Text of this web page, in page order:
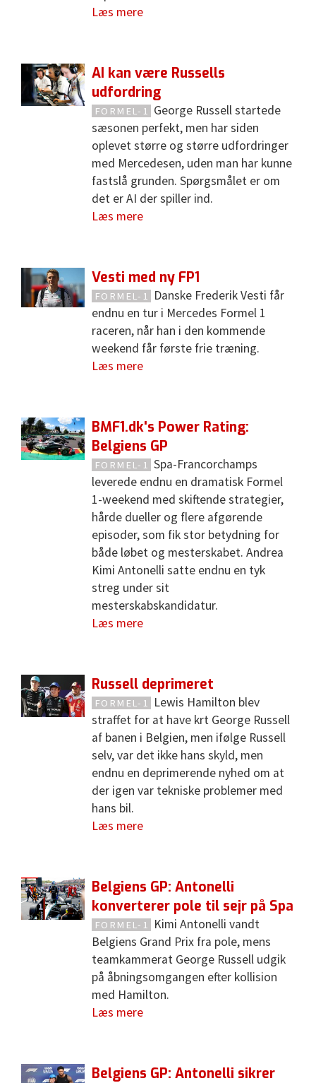
Læs mere
AI kan være Russells
udfordring
FORMEL-1 George Russell startede
sæsonen perfekt, men har siden
oplevet større og større udfordringer
med Mercedesen, uden man har kunne
fastslå grunden. Spørgsmålet er om
det er AI der spiller ind.
Læs mere
Vesti med ny FP1
FORMEL-1
Danske Frederik Vesti får
endnu en tur i Mercedes Formel 1
raceren, når han i den kommende
weekend får første frie træning.
Læs mere
BMF1.dk's Power Rating:
Belgiens GP
FORMEL-1 Spa-Francorchamps
leverede endnu en dramatisk Formel
1-weekend med skiftende strategier,
hårde dueller og flere afgørende
episoder, som fik stor betydning for
både løbet og mesterskabet. Andrea
Kimi Antonelli satte endnu en tyk
streg under sit
mesterskabskandidatur.
Læs mere
Russell deprimeret
FORMEL-1
Lewis Hamilton blev
straffet for at have krt George Russell
af banen i Belgien, men ifølge Russell
selv, var det ikke hans skyld, men
endnu en deprimerende nyhed om at
der igen var tekniske problemer med
hans bil.
Læs mere
Belgiens GP: Antonelli
konverterer pole til sejr på Spa
FORMEL-1
Kimi Antonelli vandt
Belgiens Grand Prix fra pole, mens
teamkammerat George Russell udgik
på åbningsomgangen efter kollision
med Hamilton.
Læs mere
Belgiens GP: Antonelli sikrer